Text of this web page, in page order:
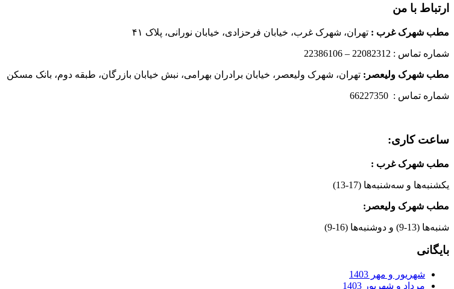
ارتباط با من
مطب شهرک غرب : تهران، شهرک غرب، خیابان فرحزادی، خیابان نورانی، پلاک ۴۱
شماره تماس : 22082312 – 22386106
مطب شهرک ولیعصر: تهران، شهرک ولیعصر، خیابان برادران بهرامی، نبش خیابان بازرگان، طبقه دوم، بانک مسکن
شماره تماس : 66227350
ساعت کاری:
مطب شهرک غرب :
یکشنبه‌ها و سه‌شنبه‌ها (17-13)
مطب شهرک ولیعصر:
شنبه‌ها (13-9) و دوشنبه‌ها (16-9)
بایگانی
شهریور و مهر 1403
مرداد و شهریور 1403